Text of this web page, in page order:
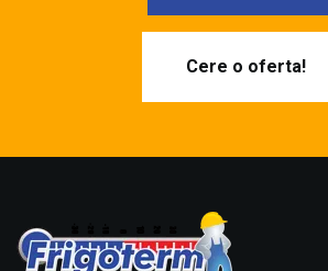
Cere o oferta!